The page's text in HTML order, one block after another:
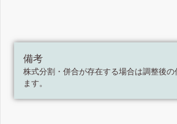
備考
株式分割・併合が存在する場合は調整後
ます。